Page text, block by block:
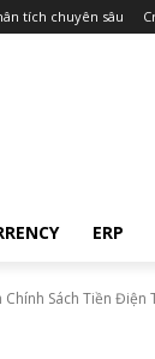
tích chuyên sâu
ERP
Chính Sách Tiền Điện